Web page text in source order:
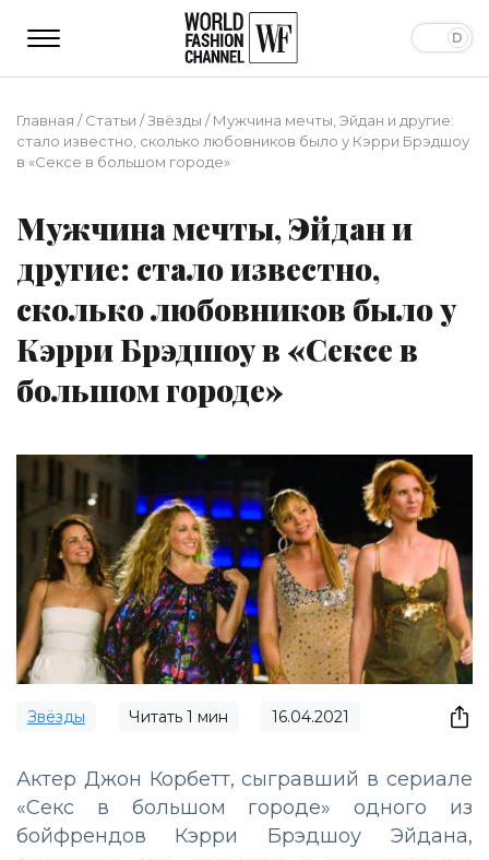
Главная /Статьи /Звёзды /Мужчина мечты, Эйдан и другие:
стало известно, сколько любовников было у Кэрри Брэдшоу
в «Сексе в большом городе»
Мужчина мечты, Эйдан и
другие: стало известно,
сколько любовников было у
Кэрри Брэдшоу в «Сексе в
большом городе»
Звёзды Читать 1 мин 16.04.2021
Актер Джон Корбетт, сыгравший в сериале
«Секс в большом городе» одного из
бойфрендов Кэрри Брэдшоу Эйдана,